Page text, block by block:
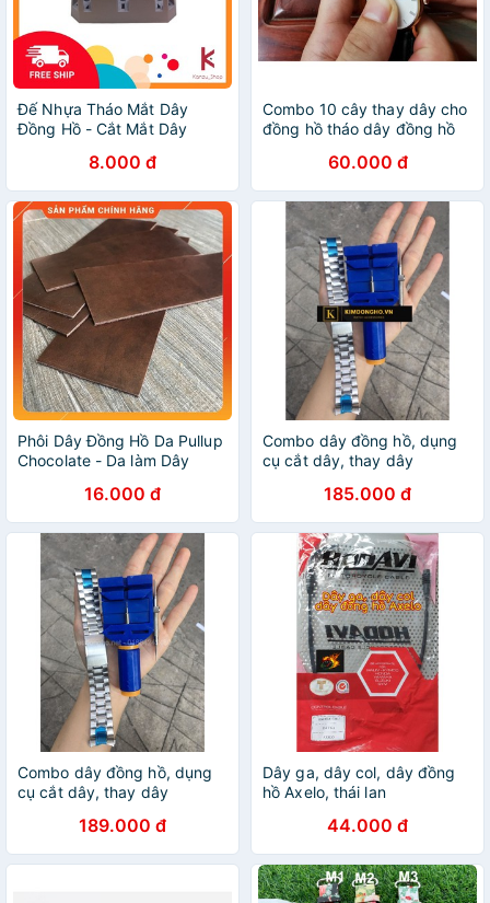
Đế Nhựa Tháo Mắt Dây
Đồng Hồ - Cắt Mắt Dây
8.000 đ
Combo 10 cây thay dây cho
đồng hồ tháo dây đồng hồ
60.000 đ
Phôi Dây Đồng Hồ Da Pullup
Chocolate - Da làm Dây
16.000 đ
Combo dây đồng hồ, dụng
cụ cắt dây, thay dây
185.000 đ
Combo dây đồng hồ, dụng
cụ cắt dây, thay dây
189.000 đ
Dây ga, dây col, dây đồng
hồ Axelo, thái lan
44.000 đ